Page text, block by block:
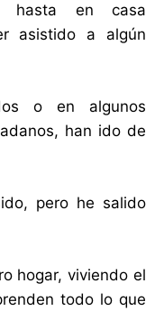
hasta en casa
asistido a algún
o en algunos
han ido de
pero he salido
hogar, viviendo el
todo lo que